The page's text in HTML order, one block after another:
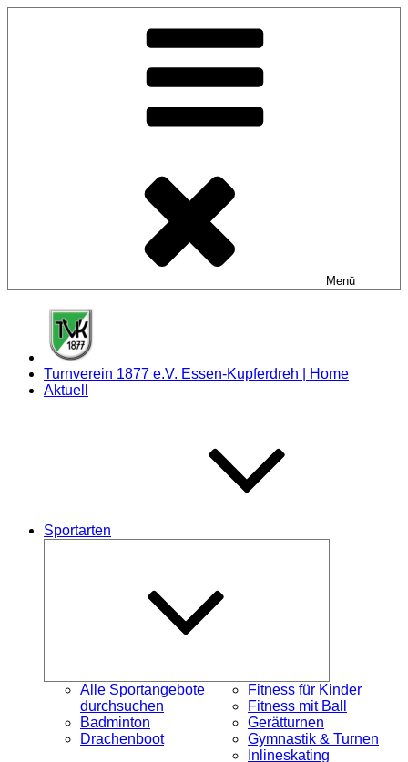
Menü
Turnverein 1877 e.V. Essen-Kupferdreh | Home
Aktuell
Sportarten
Alle Sportangebote
durchsuchen
Badminton
Drachenboot
Fitness für Kinder
Fitness mit Ball
Gerätturnen
Gymnastik & Turnen
Inlineskating